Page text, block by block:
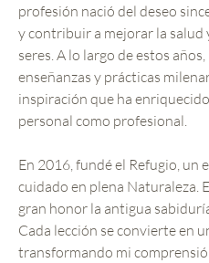
profesión nació del deseo
y contribuir a mejorar la salud
seres. A lo largo de estos
enseñanzas y prácticas
inspiración que ha
personal como profesional.
En 2016, fundé el Refugio, un
cuidado en plena Naturaleza.
gran honor la antigua
Cada lección se convierte en un faro de iluminación, no solo
transformando mi